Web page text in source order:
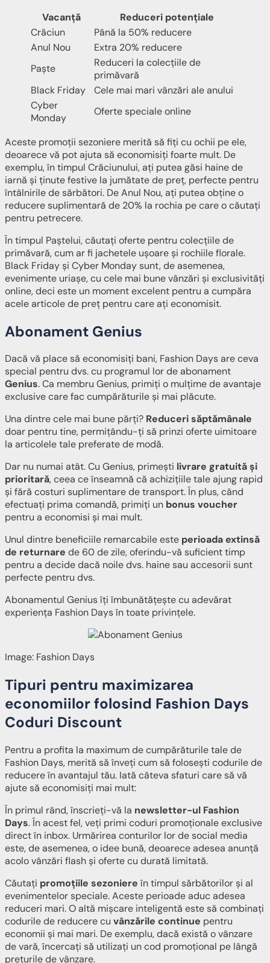
Vacanță
Reduceri potențiale
Crăciun
Până la 50% reducere
Anul Nou
Extra 20% reducere
Paște
Reduceri la colecțiile de
primăvară
Black Friday
Cele mai mari vânzări ale anului
Cyber
Monday
Oferte speciale online
Aceste promoții sezoniere merită să fiți cu ochii pe ele,
deoarece vă pot ajuta să economisiți foarte mult. De
exemplu, în timpul Crăciunului, ați putea găsi haine de
iarnă și ținute festive la jumătate de preț, perfecte pentru
întâlnirile de sărbători. De Anul Nou, ați putea obține o
reducere suplimentară de 20% la rochia pe care o căutați
pentru petrecere.
În timpul Paștelui, căutați oferte pentru colecțiile de
primăvară, cum ar fi jachetele ușoare și rochiile florale.
Black Friday și Cyber Monday sunt, de asemenea,
evenimente uriașe, cu cele mai bune vânzări și exclusivități
online, deci este un moment excelent pentru a cumpăra
acele articole de preț pentru care ați economisit.
Abonament Genius
Dacă vă place să economisiți bani, Fashion Days are ceva
special pentru dvs. cu programul lor de abonament
Genius. Ca membru Genius, primiți o mulțime de avantaje
exclusive care fac cumpărăturile și mai plăcute.
Una dintre cele mai bune părți? Reduceri săptămânale
doar pentru tine, permițându-ți să prinzi oferte uimitoare
la articolele tale preferate de modă.
Dar nu numai atât. Cu Genius, primești livrare gratuită și
prioritară, ceea ce înseamnă că achizițiile tale ajung rapid
și fără costuri suplimentare de transport. În plus, când
efectuați prima comandă, primiți un bonus voucher
pentru a economisi și mai mult.
Unul dintre beneficiile remarcabile este perioada extinsă
de returnare de 60 de zile, oferindu-vă suficient timp
pentru a decide dacă noile dvs. haine sau accesorii sunt
perfecte pentru dvs.
Abonamentul Genius îți îmbunătățește cu adevărat
experiența Fashion Days în toate privințele.
Image: Fashion Days
Tipuri pentru maximizarea
economiilor folosind Fashion Days
Coduri Discount
Pentru a profita la maximum de cumpărăturile tale de
Fashion Days, merită să înveți cum să folosești codurile de
reducere în avantajul tău. Iată câteva sfaturi care să vă
ajute să economisiți mai mult:
În primul rând, înscrieți-vă la newsletter-ul Fashion
Days. În acest fel, veți primi coduri promoționale exclusive
direct în inbox. Urmărirea conturilor lor de social media
este, de asemenea, o idee bună, deoarece adesea anunță
acolo vânzări flash și oferte cu durată limitată.
Căutați promoțiile sezoniereîn timpul sărbătorilor și al
evenimentelor speciale. Aceste perioade aduc adesea
reduceri mari. O altă mișcare inteligentă este să combinați
codurile de reducere cu vânzările continue pentru
economii și mai mari. De exemplu, dacă există o vânzare
de vară, încercați să utilizați un cod promoțional pe lângă
prețurile de vânzare.